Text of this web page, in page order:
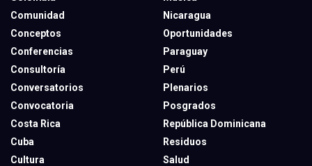
Comunidad
Conceptos
Conferencias
Consultoría
Conversatorios
Convocatoria
Costa Rica
Cuba
Cultura
Nicaragua
Oportunidades
Paraguay
Perú
Plenarios
Posgrados
República Dominicana
Residuos
Salud